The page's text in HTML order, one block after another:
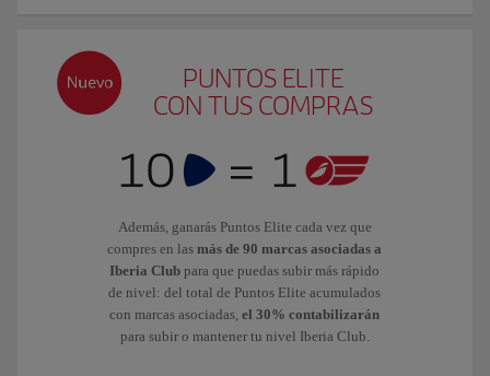
PUNTOS ELITE
CON TUS COMPRAS
Además, ganarás Puntos Elite cada vez que
compres en lasmás de 90 marcas asociadas a
Iberia Club para que puedas subir más rápido
de nivel: del total de Puntos Elite acumulados
con marcas asociadas,el 30% contabilizarán
para subir o mantener tu nivel Iberia Club.